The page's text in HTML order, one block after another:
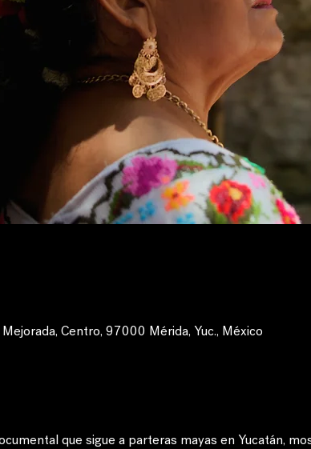
Centro, 97000 Mérida, Yuc., México
que sigue a parteras mayas en Yucatán,